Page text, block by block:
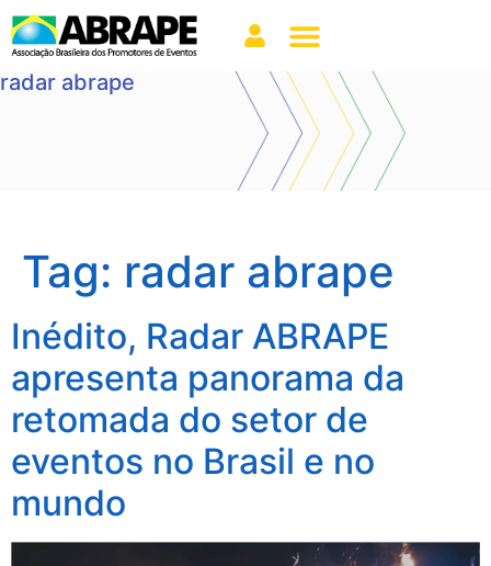
radar abrape
Tag: radar abrape
Inédito, Radar ABRAPE
apresenta panorama da
retomada do setor de
eventos no Brasil e no
mundo